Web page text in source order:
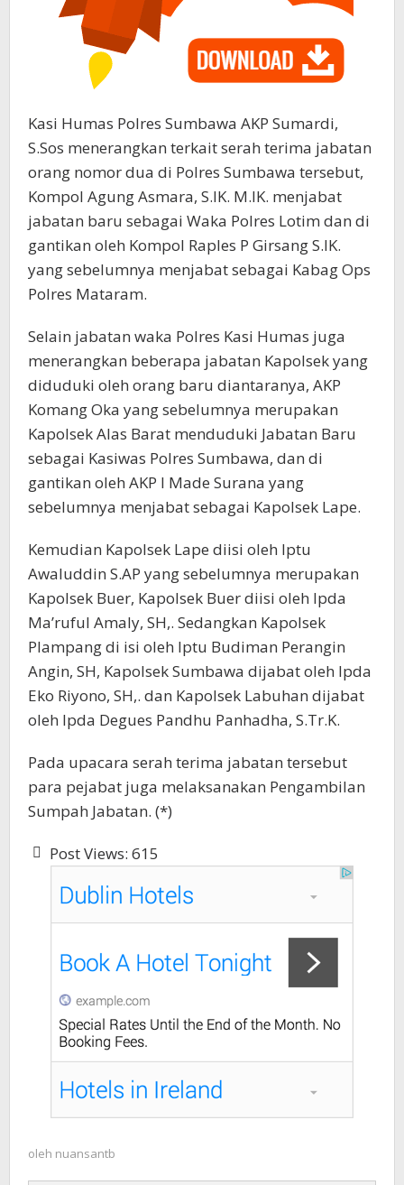
Kasi Humas Polres Sumbawa AKP Sumardi,
S.Sos menerangkan terkait serah terima jabatan
orang nomor dua di Polres Sumbawa tersebut,
Kompol Agung Asmara, S.IK. M.IK. menjabat
jabatan baru sebagai Waka Polres Lotim dan di
gantikan oleh Kompol Raples P Girsang S.IK.
yang sebelumnya menjabat sebagai Kabag Ops
Polres Mataram.
Selain jabatan waka Polres Kasi Humas juga
menerangkan beberapa jabatan Kapolsek yang
diduduki oleh orang baru diantaranya, AKP
Komang Oka yang sebelumnya merupakan
Kapolsek Alas Barat menduduki Jabatan Baru
sebagai Kasiwas Polres Sumbawa, dan di
gantikan oleh AKP I Made Surana yang
sebelumnya menjabat sebagai Kapolsek Lape.
Kemudian Kapolsek Lape diisi oleh Iptu
Awaluddin S.AP yang sebelumnya merupakan
Kapolsek Buer, Kapolsek Buer diisi oleh Ipda
Ma’ruful Amaly, SH,. Sedangkan Kapolsek
Plampang di isi oleh Iptu Budiman Perangin
Angin, SH, Kapolsek Sumbawa dijabat oleh Ipda
Eko Riyono, SH,. dan Kapolsek Labuhan dijabat
oleh Ipda Degues Pandhu Panhadha, S.Tr.K.
Pada upacara serah terima jabatan tersebut
para pejabat juga melaksanakan Pengambilan
Sumpah Jabatan. (*)
Post Views: 615
oleh nuansantb